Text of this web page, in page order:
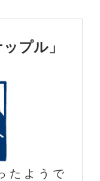
プル」
たようで